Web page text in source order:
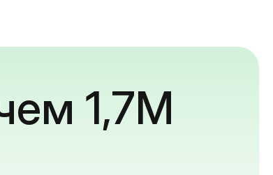
1,7M